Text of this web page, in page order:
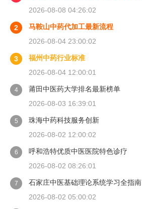
2026-08-08 04:26:02
2
马鞍山中药代加工最新流程
2026-08-04 23:00:02
3
福州中药行业标准
2026-08-04 12:00:01
4
莆田中医药大学排名最新榜单
2026-08-03 16:39:01
5
珠海中药科技服务创新
2026-08-02 12:00:02
6
呼和浩特优质中医医院特色诊疗
2026-08-02 08:26:01
7
石家庄中医基础理论系统学习全指南
2026-08-02 05:00:02